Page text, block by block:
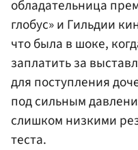
обладательница
глобус» и Гильдии
что была в шоке,
заплатить за
для поступления
под сильным
слишком низкими
теста.